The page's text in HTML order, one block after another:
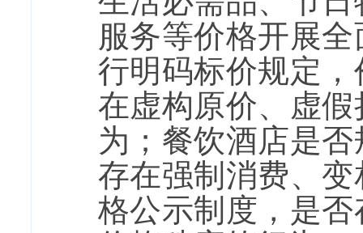
服务等价格开展
行明码标价规定
在虚构原价、虚
为；餐饮酒店是
存在强制消费、
格公示制度，是